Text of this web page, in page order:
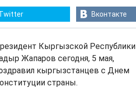
Вконтакте
Кыргызской Республики
Жапаров сегодня, 5 мая,
кыргызстанцев с Днем
страны.